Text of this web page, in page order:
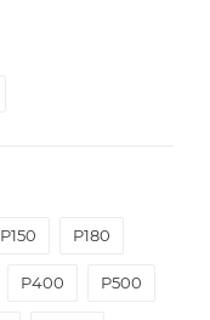
P150 P180
P400 P500